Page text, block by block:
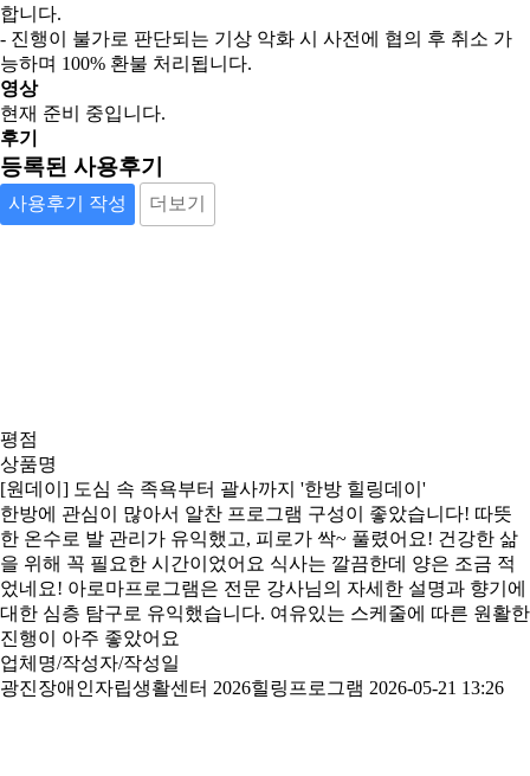
합니다.
- 진행이 불가로 판단되는 기상 악화 시 사전에 협의 후 취소 가
능하며 100% 환불 처리됩니다.
영상
현재 준비 중입니다.
후기
등록된 사용후기
사용후기 작성 더보기
평점
상품명
[원데이] 도심 속 족욕부터 괄사까지 '한방 힐링데이'
한방에 관심이 많아서 알찬 프로그램 구성이 좋았습니다! 따뜻
한 온수로 발 관리가 유익했고, 피로가 싹~ 풀렸어요! 건강한 삶
을 위해 꼭 필요한 시간이었어요 식사는 깔끔한데 양은 조금 적
었네요! 아로마프로그램은 전문 강사님의 자세한 설명과 향기에
대한 심층 탐구로 유익했습니다. 여유있는 스케줄에 따른 원활한
진행이 아주 좋았어요
업체명/작성자/작성일
광진장애인자립생활센터 2026힐링프로그램 2026-05-21 13:26